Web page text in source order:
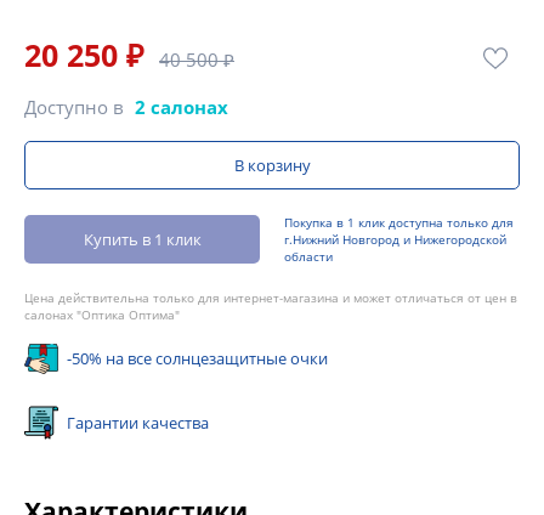
20 250 ₽ 40 500 ₽
Доступно в 2 салонах
В корзину
Купить в 1 клик
Покупка в 1 клик доступна только для
г.Нижний Новгород и Нижегородской
области
Цена действительна только для интернет-магазина и может отличаться от цен в
салонах "Оптика Оптима"
-50% на все солнцезащитные очки
Гарантии качества